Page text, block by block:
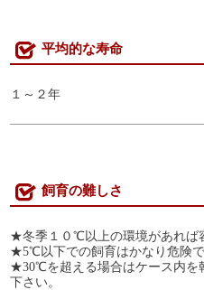
平均的な寿命
１～２年
飼育の難しさ
★冬季１０℃以上の環境があれば
★5℃以下での飼育はかなり危険で
★30℃を超える場合はケース内を
下さい。